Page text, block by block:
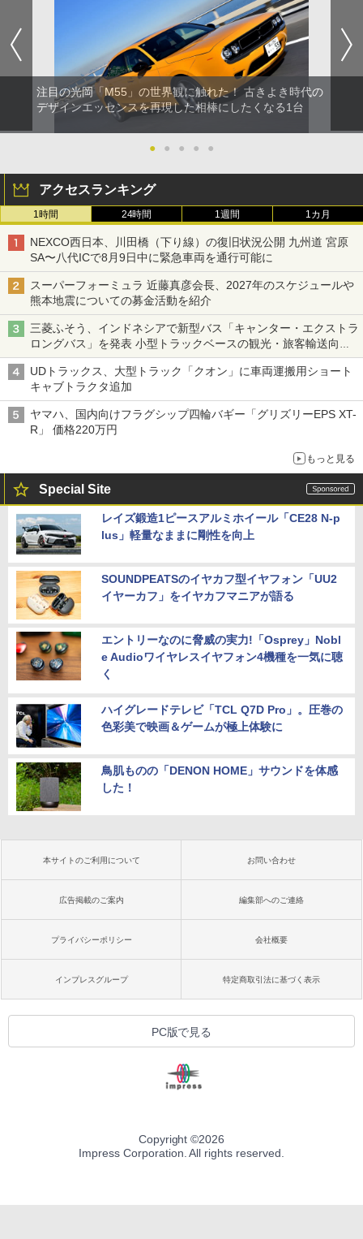
注目の光岡「M55」の世界観に触れた！ 古きよき時代の
デザインエッセンスを再現した相棒にしたくなる1台
● ● ● ● ●
アクセスランキング
1時間 24時間 1週間 1カ月
NEXCO西日本、川田橋（下り線）の復旧状況公開 九州道 宮原
SA〜八代ICで8月9日中に緊急車両を通行可能に
スーパーフォーミュラ 近藤真彦会長、2027年のスケジュールや
熊本地震についての募金活動を紹介
三菱ふそう、インドネシアで新型バス「キャンター・エクストラ
ロングバス」を発表 小型トラックベースの観光・旅客輸送向け
バス
UDトラックス、大型トラック「クオン」に車両運搬用ショート
キャブトラクタ追加
ヤマハ、国内向けフラグシップ四輪バギー「グリズリーEPS XT-
R」 価格220万円
もっと見る
Special Site
レイズ鍛造1ピースアルミホイール「CE28 N-p
lus」軽量なままに剛性を向上
SOUNDPEATSのイヤカフ型イヤフォン「UU2
イヤーカフ」をイヤカフマニアが語る
エントリーなのに脅威の実力!「Osprey」Nobl
e Audioワイヤレスイヤフォン4機種を一気に聴
く
ハイグレードテレビ「TCL Q7D Pro」。圧巻の
色彩美で映画＆ゲームが極上体験に
鳥肌ものの「DENON HOME」サウンドを体感
した！
本サイトのご利用について お問い合わせ
広告掲載のご案内 編集部へのご連絡
プライバシーポリシー 会社概要
インプレスグループ 特定商取引法に基づく表示
PC版で見る
Copyright ©2026
Impress Corporation. All rights reserved.